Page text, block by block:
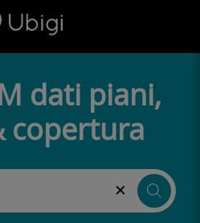
dati piani,
copertura
×